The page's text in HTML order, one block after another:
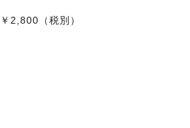
2,800（税別）